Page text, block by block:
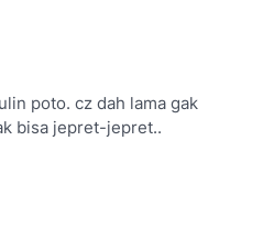
poto. cz dah lama gak
bisa jepret-jepret..